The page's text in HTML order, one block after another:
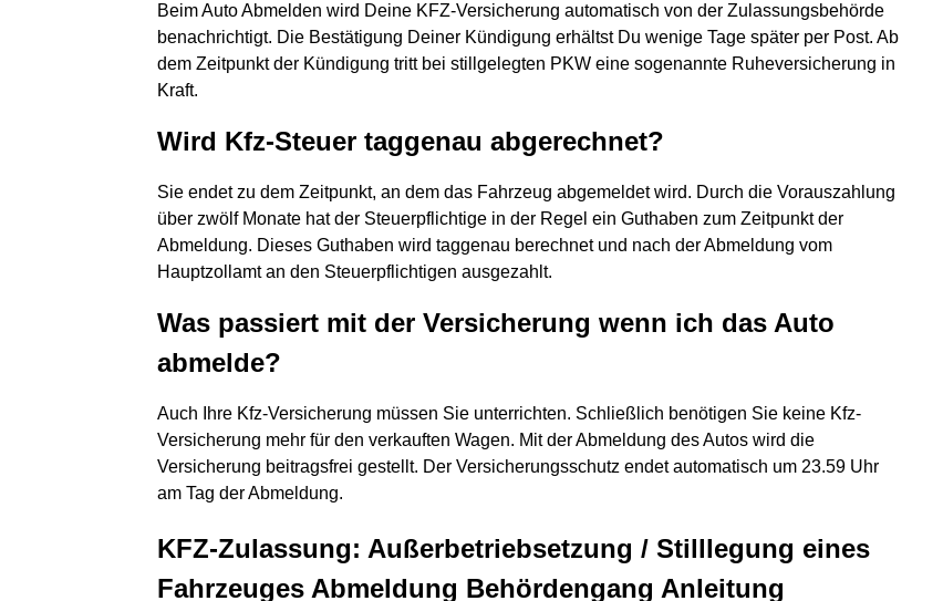
Beim Auto Abmelden wird Deine KFZ-Versicherung automatisch von der Zulassungsbehörde
benachrichtigt. Die Bestätigung Deiner Kündigung erhältst Du wenige Tage später per Post. Ab
dem Zeitpunkt der Kündigung tritt bei stillgelegten PKW eine sogenannte Ruheversicherung in
Kraft.
Wird Kfz-Steuer taggenau abgerechnet?
Sie endet zu dem Zeitpunkt, an dem das Fahrzeug abgemeldet wird. Durch die Vorauszahlung
über zwölf Monate hat der Steuerpflichtige in der Regel ein Guthaben zum Zeitpunkt der
Abmeldung. Dieses Guthaben wird taggenau berechnet und nach der Abmeldung vom
Hauptzollamt an den Steuerpflichtigen ausgezahlt.
Was passiert mit der Versicherung wenn ich das Auto
abmelde?
Auch Ihre Kfz-Versicherung müssen Sie unterrichten. Schließlich benötigen Sie keine Kfz-
Versicherung mehr für den verkauften Wagen. Mit der Abmeldung des Autos wird die
Versicherung beitragsfrei gestellt. Der Versicherungsschutz endet automatisch um 23.59 Uhr
am Tag der Abmeldung.
KFZ-Zulassung: Außerbetriebsetzung / Stilllegung eines
Fahrzeuges Abmeldung Behördengang Anleitung